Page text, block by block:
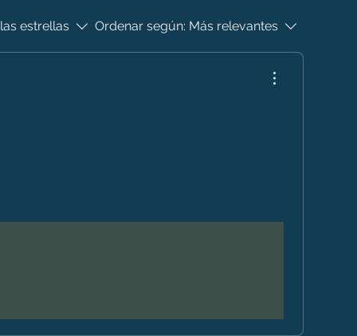
estrellas Ordenar según: Más relevantes